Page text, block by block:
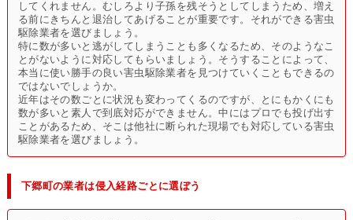
してくれません。むしろより子孫を残そうとしてしまうため、増え
る前にきちんと退治してあげることが重要です。それができる害虫
駆除業者を選びましょう。
特に数が多いと逃がしてしまうことも多くなるため、そのようなこ
とがないように対応してもらいましょう。そうすることによって、
本当に使い勝手の良い害虫駆除業者を見つけていくこともできるの
ではないでしょうか。
近年はその数ごとに状況も変わってくるのですが、とにもかくにも
数が多いと素人で到底対応ができません。中にはプロでも投げ出す
ことがあるため、そこは他社に断られた現場でも対応している害虫
駆除業者を選びましょう。
下郷町の業者は侵入経路ごとに選ぼう